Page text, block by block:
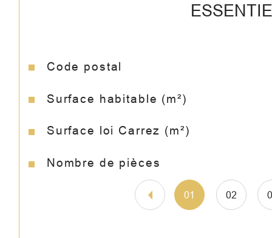
Caractéristiques Valeurs
Code postal
Surface habitable (m²)
Surface loi Carrez (m²)
Nombre de pièces
01 02